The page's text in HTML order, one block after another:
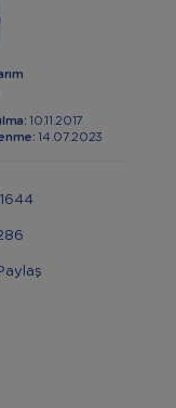
10.11.2017
14.07.2023